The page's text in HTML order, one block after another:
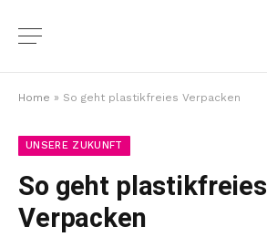
Home » So geht plastikfreies Verpacken
UNSERE ZUKUNFT
So geht plastikfreies
Verpacken